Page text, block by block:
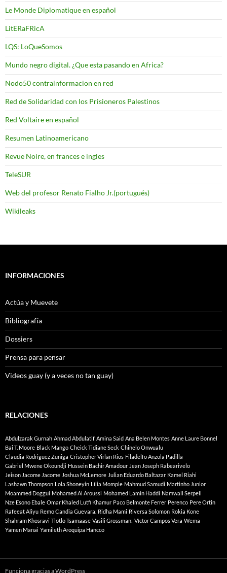
Le Monde Diplomatique en español
LitERaFRicA
LQS: LoQueSomos
Mundo negro digital. ¿Que esta pasando en Africa?
Nodo50 contrainformacion en red
Red de Solidaridad con los Prisioneros Palestinos
Red Voltaire en español
Resumen Latinoamericano
Revue Noire, en frances e ingles
TeleSUR
Web del profesor Renato Fialho Jr.(portugués)
Wikileaks
INFORMACIONES
Actúa y Muevete
Bibliografía
Dossiers
Prensa para pensar
Videos guay (y a veces no tan guay)
RELACIONES
Abdulzarak Gurnah Ahmad Abdulatif Amina Said Ana Belen Montes Anne Laure Bonnel
Bai T. Moore Black Mango Cheick Tidiane Seck Chinelo Onwualu
Claudia Rodriguez Zuñiga Cristopher Virlan Rios Filadelfo Anzola Padilla
Gabriel Mwene Okoundji Hussein Bachir Amadour Jean Joseph Rabearivelo
Jeison Jacome Jacome Joshua McLemore Julian Eduardo Baltazar Kamel Riahi
Lashawn Thompson Lola Shoneyin Lília Momple Mahmud Samudi Martinho Junior
Moammed Doggui Mohamed Al Aroussi Mohamed Lamin Haddi Namwall Serpell
Nze Esono Ebale Omar Khaled Lutfi Khamur Paco Belmonte Ferrer Perenco Pere Ortin
Rafeeat Aliyu Remo Candia Guevara. Ridha Mami Riversa Solomon Rokia Kone
Shahram Khosravi Tlotlo Tsamaase Vasili Grossman: Víctor Campos Vera Wema
Yamen Manai Yamileth Aroquipa Hancco
Funciona gracias a WordPress